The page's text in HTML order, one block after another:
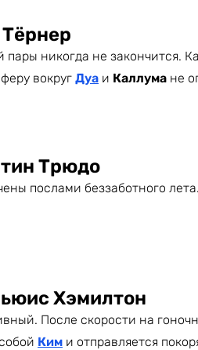
никогда не закончится.
вокруг Дуа и Каллума не
Трюдо
послами беззаботного
Хэмилтон
После скорости на
Ким и отправляется